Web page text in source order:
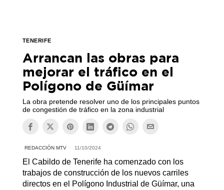
TENERIFE
Arrancan las obras para
mejorar el tráfico en el
Polígono de Güímar
La obra pretende resolver uno de los principales puntos
de congestión de tráfico en la zona industrial
REDACCIÓN MTV 11/10/2024
El Cabildo de Tenerife ha comenzado con los
trabajos de construcción de los nuevos carriles
directos en el Polígono Industrial de Güímar, una